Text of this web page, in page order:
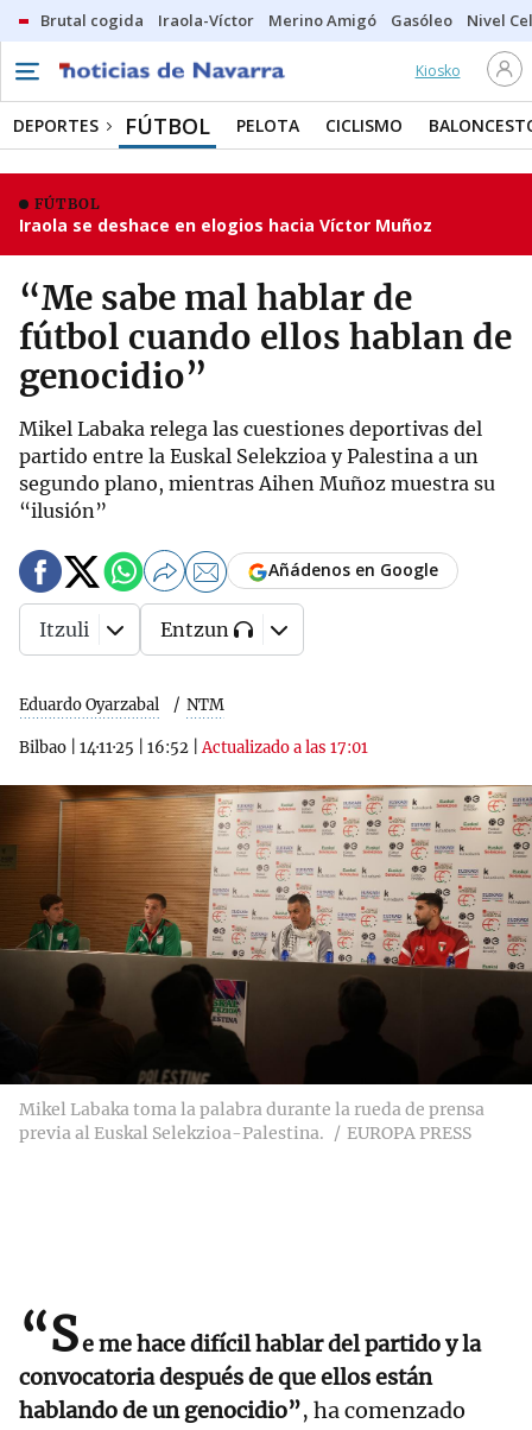
Brutal cogida Iraola-Víctor Merino Amigó Gasóleo Nivel
Kiosko
DEPORTES FÚTBOL PELOTA CICLISMO
FÚTBOL
Iraola se deshace en elogios hacia Víctor Muñoz
“Me sabe mal hablar de
fútbol cuando ellos hablan de
genocidio”
Mikel Labaka relega las cuestiones deportivas del
partido entre la Euskal Selekzioa y Palestina a un
segundo plano, mientras Aihen Muñoz muestra su
“ilusión”
Eduardo Oyarzabal NTM
Bilbao 14·11·25 16:52 |Actualizado a las 17:01
Añádenos en Google
Itzuli Entzun
Mikel Labaka toma la palabra durante la rueda de prensa
previa al Euskal Selekzioa-Palestina.
EUROPA PRESS
“Se me hace difícil hablar del partido y la
convocatoria después de que ellos están
hablando de un genocidio”, ha comenzado